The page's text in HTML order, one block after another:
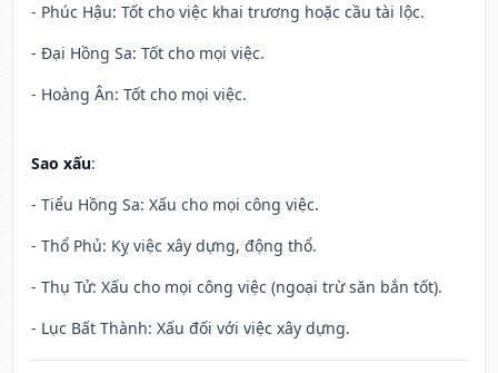
- Phúc Hậu: Tốt cho việc khai trương hoặc cầu tài lộc.
- Đại Hồng Sa: Tốt cho mọi việc.
- Hoàng Ân: Tốt cho mọi việc.
Sao xấu:
- Tiểu Hồng Sa: Xấu cho mọi công việc.
- Thổ Phủ: Kỵ việc xây dựng, động thổ.
- Thụ Tử: Xấu cho mọi công việc (ngoại trừ săn bắn tốt).
- Lục Bất Thành: Xấu đối với việc xây dựng.